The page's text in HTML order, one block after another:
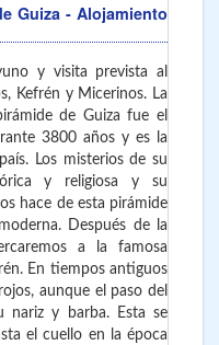
Guiza - Alojamiento
y visita prevista al
Kefrén y Micerinos. La
de Guiza fue el
3800 años y es la
Los misterios de su
y religiosa y su
hace de esta pirámide
Después de la
a la famosa
En tiempos antiguos
aunque el paso del
nariz y barba. Esta se
el cuello en la época